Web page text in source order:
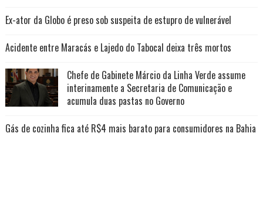
Ex-ator da Globo é preso sob suspeita de estupro de vulnerável
Acidente entre Maracás e Lajedo do Tabocal deixa três mortos
Chefe de Gabinete Márcio da Linha Verde assume
interinamente a Secretaria de Comunicação e
acumula duas pastas no Governo
Gás de cozinha fica até R$4 mais barato para consumidores na Bahia